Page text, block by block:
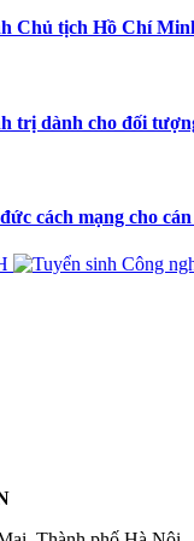
Chủ tịch Hồ Chí
trị dành cho đối
cách mạng cho